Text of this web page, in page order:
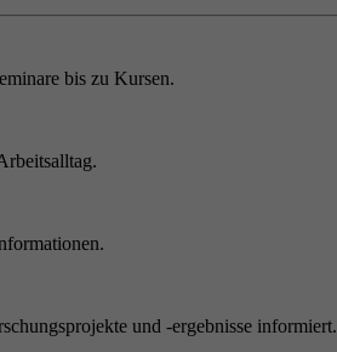
bis zu Kursen.
und -ergebnisse informiert.